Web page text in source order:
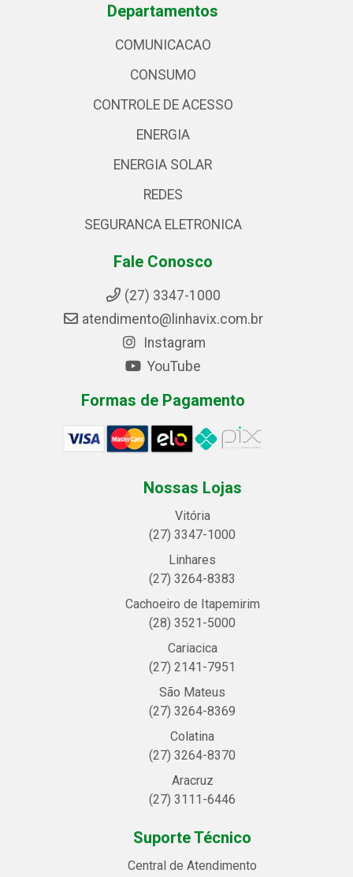
Departamentos
COMUNICACAO
CONSUMO
CONTROLE DE ACESSO
ENERGIA
ENERGIA SOLAR
REDES
SEGURANCA ELETRONICA
Fale Conosco
(27) 3347-1000
atendimento@linhavix.com.br
Instagram
YouTube
Formas de Pagamento
Nossas Lojas
Vitória
(27) 3347-1000
Linhares
(27) 3264-8383
Cachoeiro de Itapemirim
(28) 3521-5000
Cariacica
(27) 2141-7951
São Mateus
(27) 3264-8369
Colatina
(27) 3264-8370
Aracruz
(27) 3111-6446
Suporte Técnico
Central de Atendimento